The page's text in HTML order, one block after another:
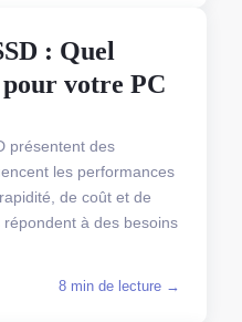
: Quel
votre PC
présentent des
les performances
de coût et de
à des besoins
8 min de lecture →